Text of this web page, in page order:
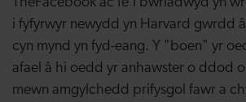
i fyfyrwyr newydd yn Harvard gwrdd
cyn mynd yn fyd-eang. Y "boen" yr
afael â hi oedd yr anhawster o ddod o
mewn amgylchedd prifysgol fawr a